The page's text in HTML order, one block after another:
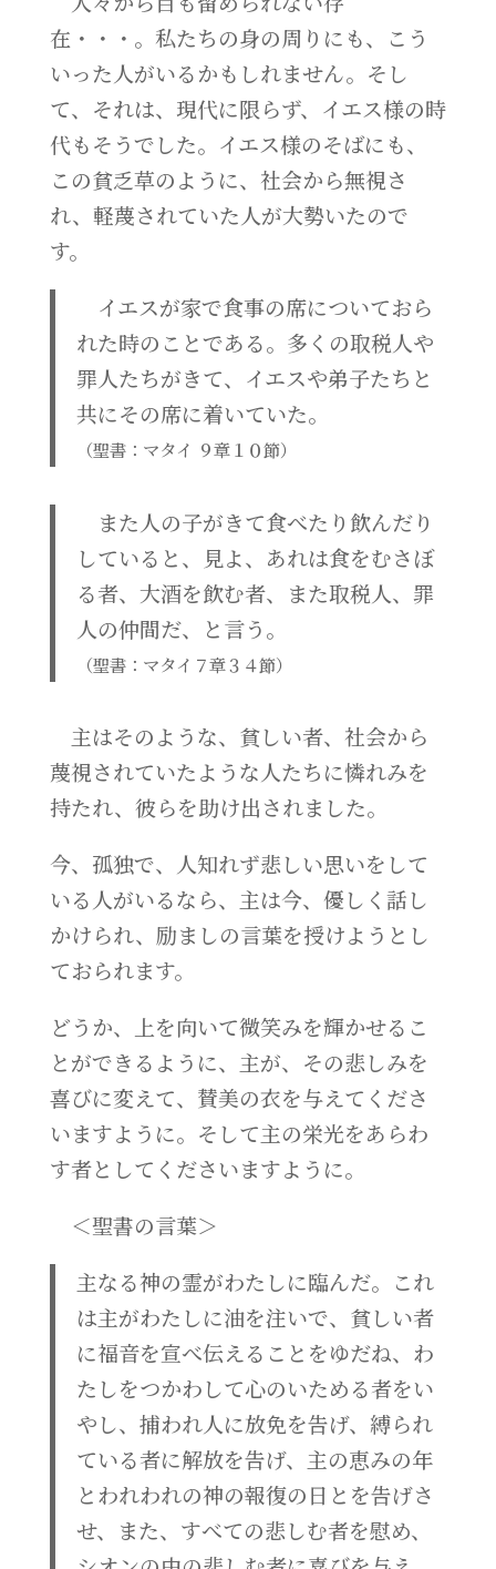
在・・・。私たちの身の周りにも、こう
いった人がいるかもしれません。そし
て、それは、現代に限らず、イエス様の時
代もそうでした。イエス様のそばにも、
この貧乏草のように、社会から無視さ
れ、軽蔑されていた人が大勢いたので
す。
イエスが家で食事の席についておら
れた時のことである。多くの取税人や
罪人たちがきて、イエスや弟子たちと
共にその席に着いていた。
（聖書：マタイ ９章１０節）
また人の子がきて食べたり飲んだり
していると、見よ、あれは食をむさぼ
る者、大酒を飲む者、また取税人、罪
人の仲間だ、と言う。
（聖書：マタイ７章３４節）
主はそのような、貧しい者、社会から
蔑視されていたような人たちに憐れみを
持たれ、彼らを助け出されました。
今、孤独で、人知れず悲しい思いをして
いる人がいるなら、主は今、優しく話し
かけられ、励ましの言葉を授けようとし
ておられます。
どうか、上を向いて微笑みを輝かせるこ
とができるように、主が、その悲しみを
喜びに変えて、賛美の衣を与えてくださ
いますように。そして主の栄光をあらわ
す者としてくださいますように。
＜聖書の言葉＞
主なる神の霊がわたしに臨んだ。これ
は主がわたしに油を注いで、貧しい者
に福音を宣べ伝えることをゆだね、わ
たしをつかわして心のいためる者をい
やし、捕われ人に放免を告げ、縛られ
ている者に解放を告げ、主の恵みの年
とわれわれの神の報復の日とを告げさ
せ、また、すべての悲しむ者を慰め、